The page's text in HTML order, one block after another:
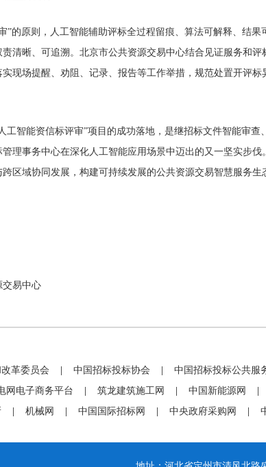
”的原则，人工智能辅助评标全过程留痕、算法可解释、结
清晰、可追溯。北京市公共资源交易中心结合见证服务和
现场提醒、劝阻、记录、报告等工作举措，规范处置开评
工智能资信标评审”项目的成功落地，是继招标文件智能审
理事务中心在深化人工智能应用场景中迈出的又一坚实步
区域协同发展，构建可持续发展的公共资源交易智慧服务生
交易中心
革委员会 中国招标投标协会 中国招标投标公共服
网电子商务平台 筑龙建筑施工网 中国新能源网
机械网 中国国际招标网 中央政府采购网